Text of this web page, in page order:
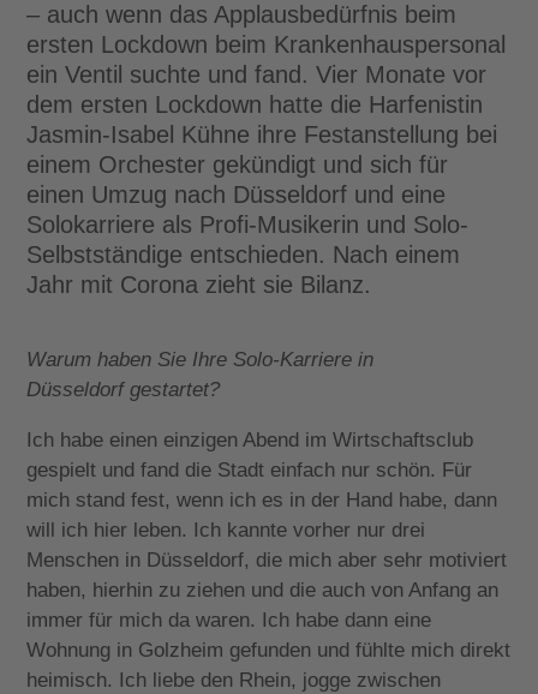
– auch wenn das Applausbedürfnis beim
ersten Lockdown beim Krankenhauspersonal
ein Ventil suchte und fand. Vier Monate vor
dem ersten Lockdown hatte die Harfenistin
Jasmin-Isabel Kühne ihre Festanstellung bei
einem Orchester gekündigt und sich für
einen Umzug nach Düsseldorf und eine
Solokarriere als Profi-Musikerin und Solo-
Selbstständige entschieden. Nach einem
Jahr mit Corona zieht sie Bilanz.
Warum haben Sie Ihre Solo-Karriere in
Düsseldorf gestartet?
Ich habe einen einzigen Abend im Wirtschaftsclub
gespielt und fand die Stadt einfach nur schön. Für
mich stand fest, wenn ich es in der Hand habe, dann
will ich hier leben. Ich kannte vorher nur drei
Menschen in Düsseldorf, die mich aber sehr motiviert
haben, hierhin zu ziehen und die auch von Anfang an
immer für mich da waren. Ich habe dann eine
Wohnung in Golzheim gefunden und fühlte mich direkt
heimisch. Ich liebe den Rhein, jogge zwischen